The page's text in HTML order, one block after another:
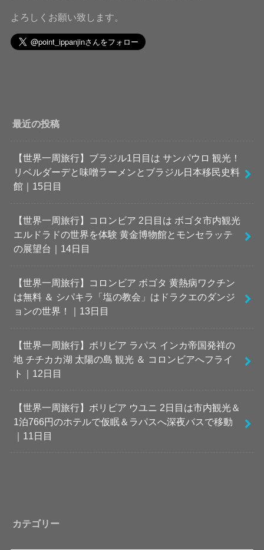
よろしくお願い致します。
最近の投稿
【世界一周旅行】ブラジル1日目は サンパウロ 観光！
リベルダーデと味噌ラーメンとブラジル日本移民史料
館｜15日目
【世界一周旅行】コロンビア 2日目は ボゴタ市内観光
エルドラドの世界を体験 黄金博物館とモンセラッテ
の展望台｜14日目
【世界一周旅行】コロンビア ボゴタ 黄熱病ワクチン
は無料 ＆ シパキラ「塩の教会」はドラクエのダンジ
ョンの世界！｜13日目
【世界一周旅行】ボリビア ラパス インカ帝国発祥の
地 チチカカ湖 太陽の島 観光 ＆ コロンビアへフライ
ト｜12日目
【世界一周旅行】ボリビア ウユニ 2日目は市内観光＆
1泊766円のホテルで仮眠＆ラパスへ深夜バスで移動
｜11日目
カテゴリー